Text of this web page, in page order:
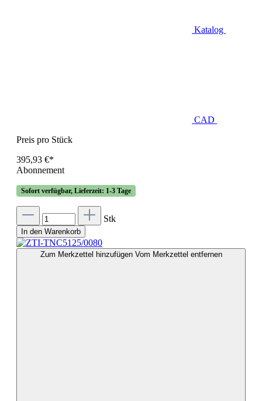
Katalog
CAD
Preis pro Stück
395,93 €*
Abonnement
Sofort verfügbar, Lieferzeit: 1-3 Tage
Stk
In den Warenkorb
Zum Merkzettel hinzufügen Vom Merkzettel entfernen